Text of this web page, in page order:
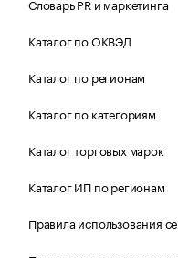
Словарь PR и маркетинга
Каталог по ОКВЭД
Каталог по регионам
Каталог по категориям
Каталог торговых марок
Каталог ИП по регионам
Правила использования